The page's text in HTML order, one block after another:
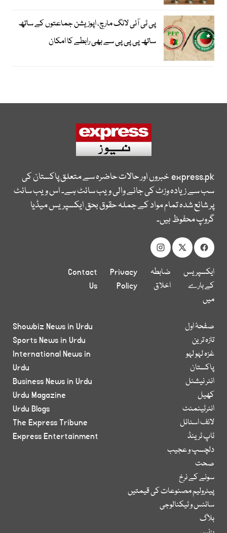
پی ٹی آئی لانگ مارچ، اپوزیشن جماعتوں کے ساتھ
ساتھ پی پی پی سے بھی رابطے کا امکان
express.pkخبروں اور حالات حاضرہ سے متعلق پاکستان کی
سب سے زیادہ وزٹ کی جانے والی ویب سائٹ ہے۔ اس ویب سائٹ
پر شائع شدہ تمام مواد کے جملہ حقوق بحق ایکسپریس میڈیا
گروپ محفوظ ہیں۔
ایکسپریس
کے بارے
میں
ضابطہ
اخلاق
Privacy
Policy
Contact
Us
صفحۂ اول
تازہ ترین
غزہ لہو لہو
پاکستان
انٹر نیشنل
کھیل
انٹرٹینمنٹ
لائف اسٹائل
ٹاپ ٹرینڈ
دلچسپ و عجیب
صحت
سونے کے نرخ
پیٹرولیم مصنوعات کی قیمتیں
سائنس و ٹیکنالوجی
بلاگ
Showbiz News in Urdu
Sports News in Urdu
International News in
Urdu
Business News in Urdu
Urdu Magazine
Urdu Blogs
The Express Tribune
Express Entertainment